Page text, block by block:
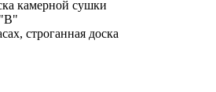
камерной сушки
строганная доска